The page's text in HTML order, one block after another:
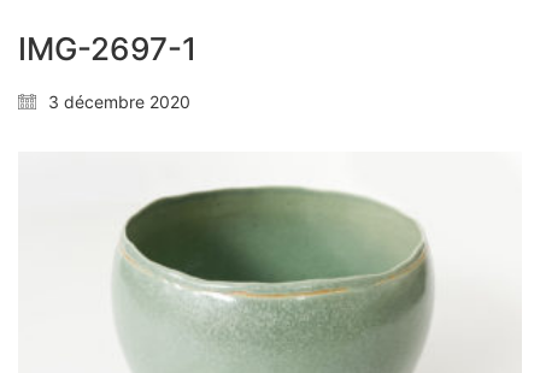
IMG-2697-1
3 décembre 2020